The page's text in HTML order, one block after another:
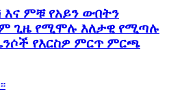
እና ምቹ የአይን ውበትን
ጊዜ የሚሞሉ እለታዊ የሚጣሉ
የእርስዎ ምርጥ ምርጫ